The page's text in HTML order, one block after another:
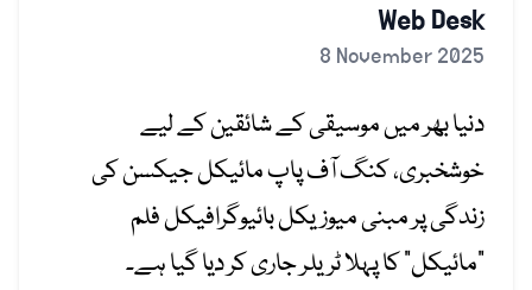
Web Desk
8 November 2025
دنیا بھر میں موسیقی کے شائقین کے لیے
خوشخبری، کنگ آف پاپ مائیکل جیکسن کی
زندگی پر مبنی میوزیکل بائیوگرافیکل فلم
“مائیکل” کا پہلا ٹریلر جاری کر دیا گیا ہے۔